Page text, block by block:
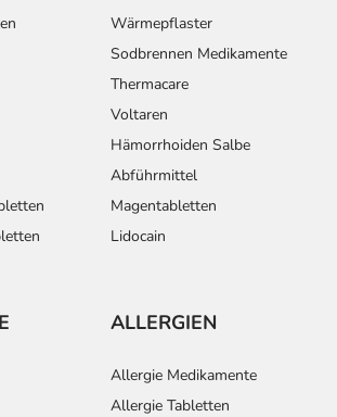
der Haut
durch mehr Hautfarbstoff
erschwerte Harnblasenentleerung
Wärmepflaster
Sodbrennen Medikamente
Thermacare
Voltaren
Hämorrhoiden Salbe
Abführmittel
Magentabletten
Lidocain
ALLERGIEN
Allergie Medikamente
Allergie Tabletten